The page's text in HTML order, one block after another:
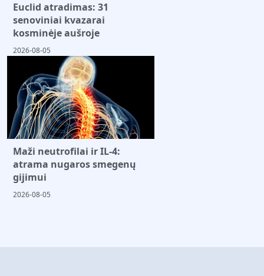
Euclid atradimas: 31
senoviniai kvazarai
kosminėje aušroje
2026-08-05
Maži neutrofilai ir IL-4:
atrama nugaros smegenų
gijimui
2026-08-05